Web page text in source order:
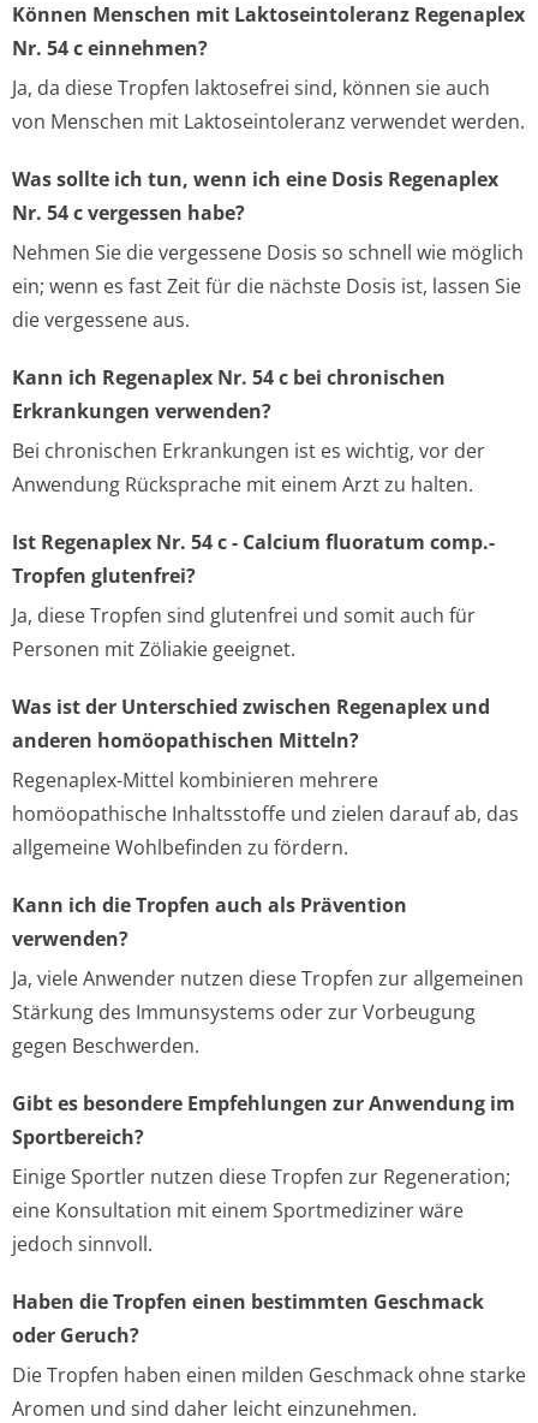
Können Menschen mit Laktoseintoleranz Regenaplex
Nr. 54 c einnehmen?
Ja, da diese Tropfen laktosefrei sind, können sie auch
von Menschen mit Laktoseintoleranz verwendet werden.
Was sollte ich tun, wenn ich eine Dosis Regenaplex
Nr. 54 c vergessen habe?
Nehmen Sie die vergessene Dosis so schnell wie möglich
ein; wenn es fast Zeit für die nächste Dosis ist, lassen Sie
die vergessene aus.
Kann ich Regenaplex Nr. 54 c bei chronischen
Erkrankungen verwenden?
Bei chronischen Erkrankungen ist es wichtig, vor der
Anwendung Rücksprache mit einem Arzt zu halten.
Ist Regenaplex Nr. 54 c - Calcium fluoratum comp.-
Tropfen glutenfrei?
Ja, diese Tropfen sind glutenfrei und somit auch für
Personen mit Zöliakie geeignet.
Was ist der Unterschied zwischen Regenaplex und
anderen homöopathischen Mitteln?
Regenaplex-Mittel kombinieren mehrere
homöopathische Inhaltsstoffe und zielen darauf ab, das
allgemeine Wohlbefinden zu fördern.
Kann ich die Tropfen auch als Prävention
verwenden?
Ja, viele Anwender nutzen diese Tropfen zur allgemeinen
Stärkung des Immunsystems oder zur Vorbeugung
gegen Beschwerden.
Gibt es besondere Empfehlungen zur Anwendung im
Sportbereich?
Einige Sportler nutzen diese Tropfen zur Regeneration;
eine Konsultation mit einem Sportmediziner wäre
jedoch sinnvoll.
Haben die Tropfen einen bestimmten Geschmack
oder Geruch?
Die Tropfen haben einen milden Geschmack ohne starke
Aromen und sind daher leicht einzunehmen.